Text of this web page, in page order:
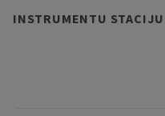
INSTRUMENTU